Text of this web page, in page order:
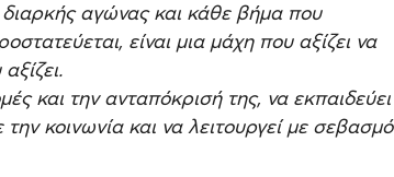
διαρκής αγώνας και κάθε βήμα που
είναι μια μάχη που αξίζει να
και την ανταπόκρισή της, να εκπαιδεύει
κοινωνία και να λειτουργεί με σεβασμό